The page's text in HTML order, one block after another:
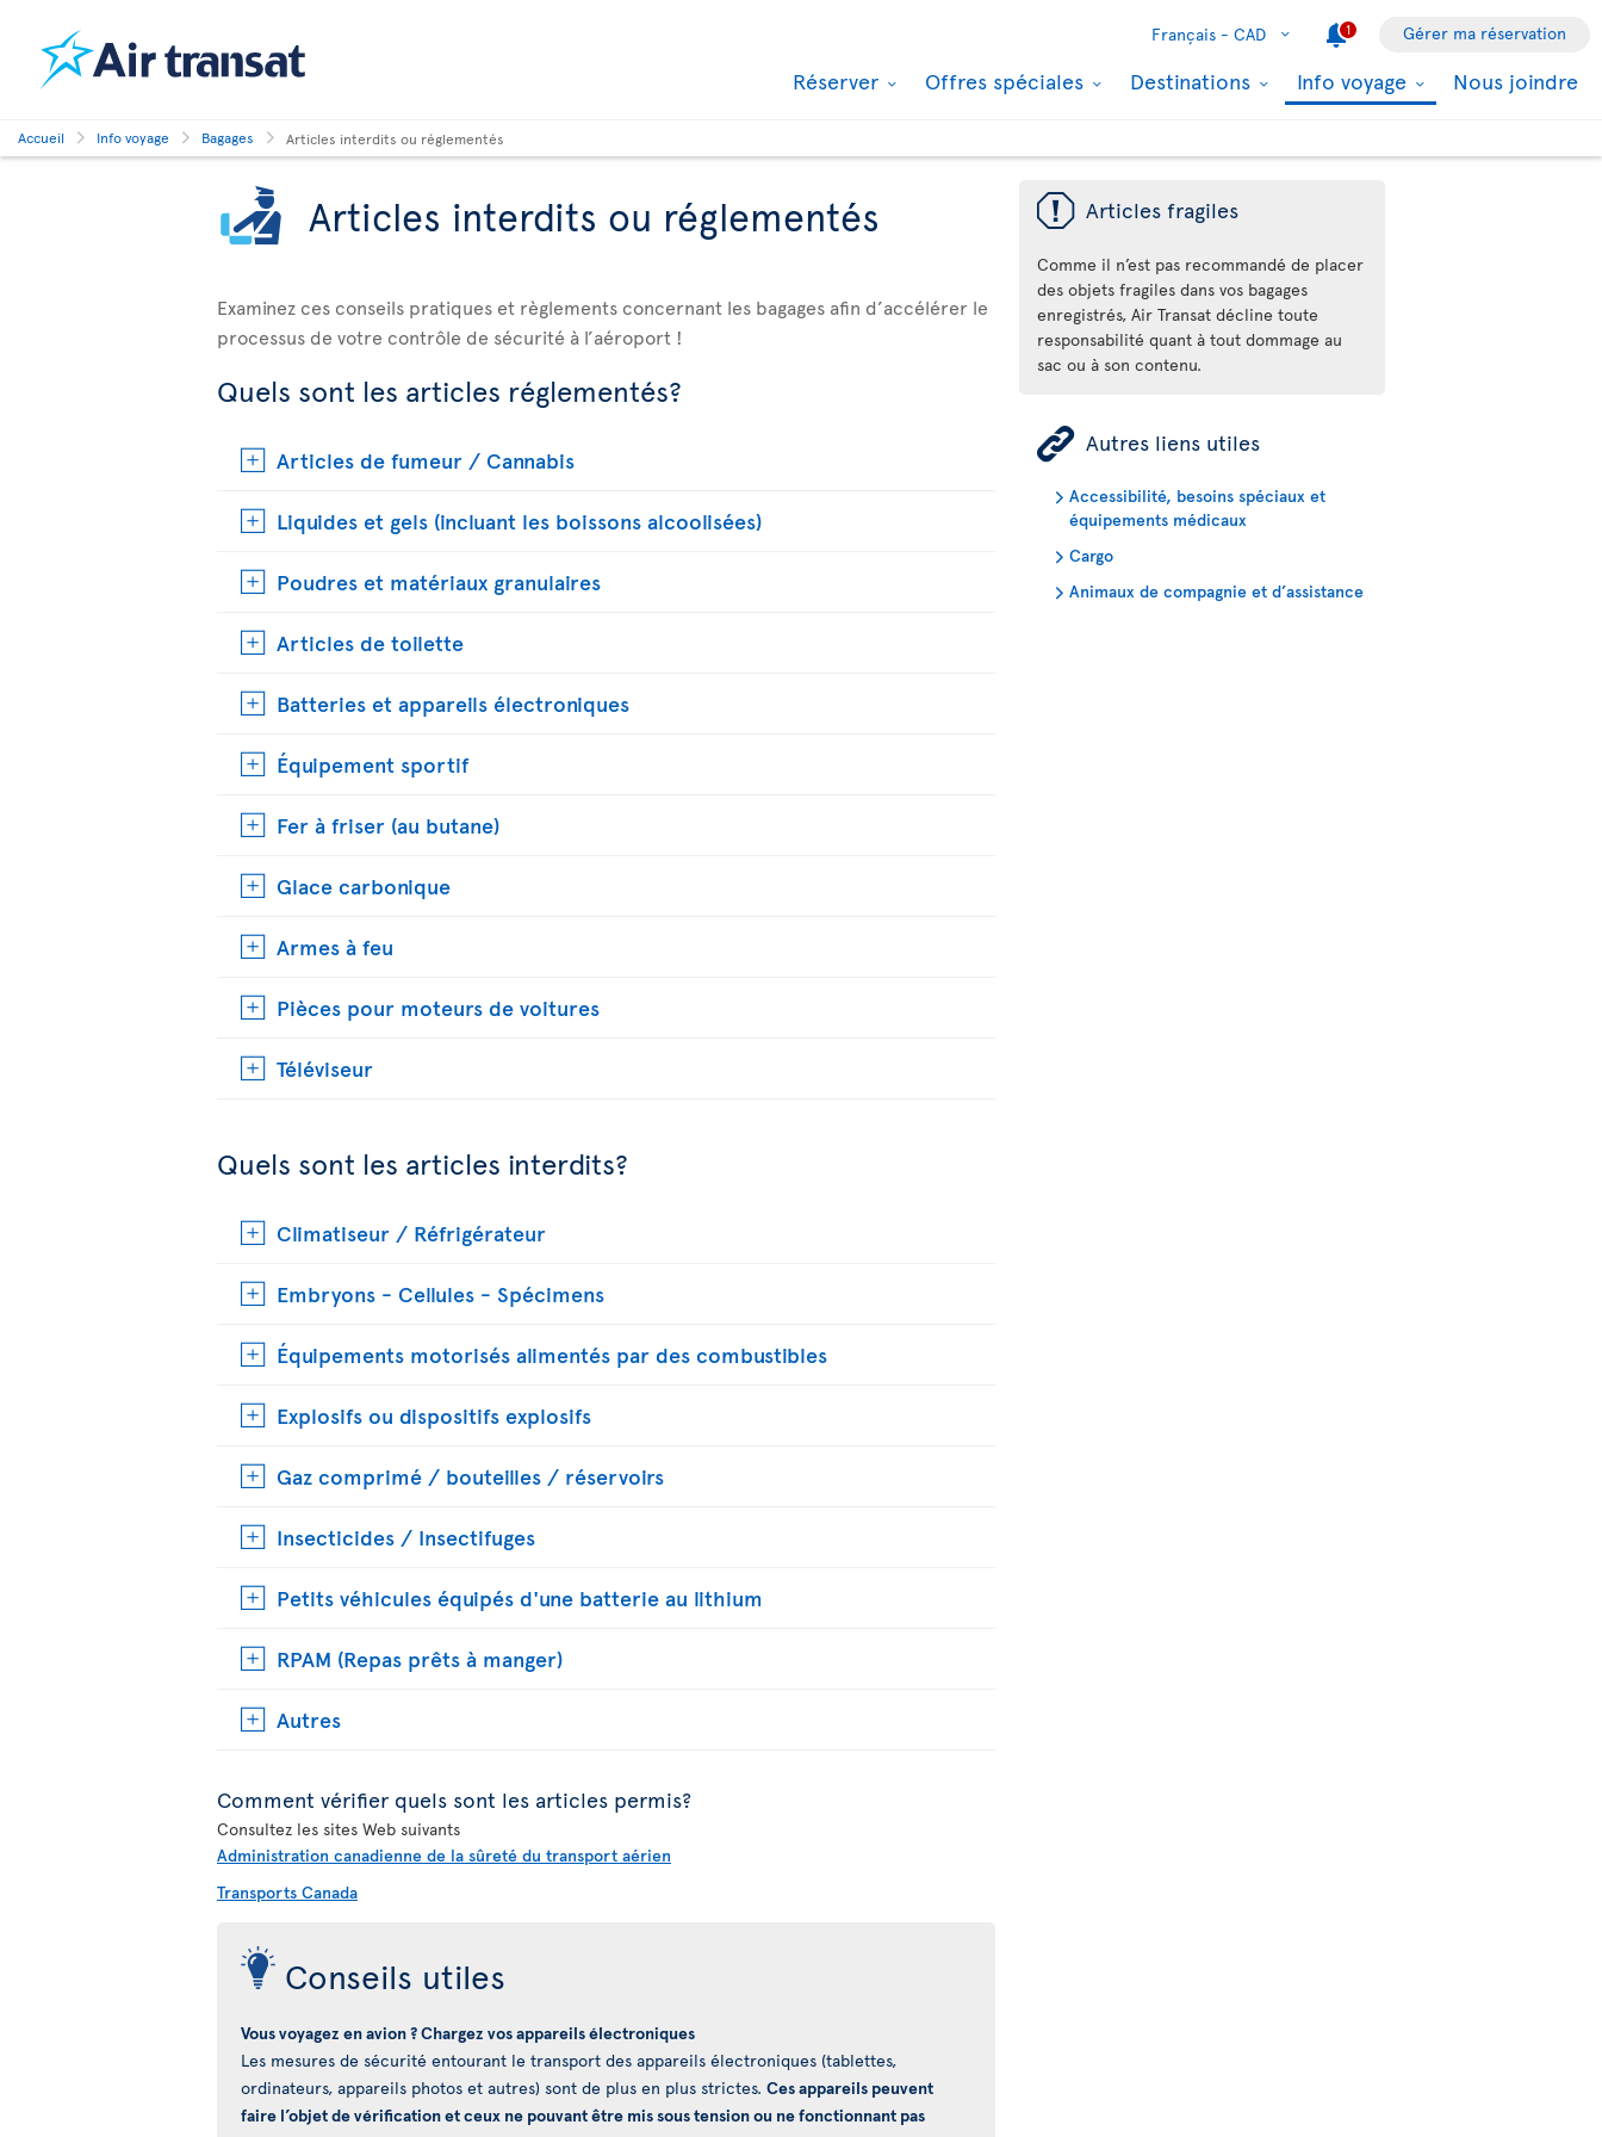
Français - CAD 1 Gérer ma réservation
Réserver Offres spéciales Destinations Info voyage Nous joindre
Accueil Info voyage Bagages Articles interdits ou réglementés
Articles interdits ou réglementés
Examinez ces conseils pratiques et règlements concernant les bagages afin d’accélérer le
processus de votre contrôle de sécurité à l’aéroport !
Quels sont les articles réglementés?
Articles de fumeur / Cannabis
Liquides et gels (incluant les boissons alcoolisées)
Poudres et matériaux granulaires
Articles de toilette
Batteries et appareils électroniques
Équipement sportif
Fer à friser (au butane)
Glace carbonique
Armes à feu
Pièces pour moteurs de voitures
Téléviseur
Quels sont les articles interdits?
Climatiseur / Réfrigérateur
Embryons - Cellules - Spécimens
Équipements motorisés alimentés par des combustibles
Explosifs ou dispositifs explosifs
Gaz comprimé / bouteilles / réservoirs
Insecticides / Insectifuges
Petits véhicules équipés d'une batterie au lithium
RPAM (Repas prêts à manger)
Autres
Comment vérifier quels sont les articles permis?
Consultez les sites Web suivants
Administration canadienne de la sûreté du transport aérien
Transports Canada
Conseils utiles
Vous voyagez en avion ? Chargez vos appareils électroniques
Les mesures de sécurité entourant le transport des appareils électroniques (tablettes,
ordinateurs, appareils photos et autres) sont de plus en plus strictes. Ces appareils peuvent
faire l’objet de vérification et ceux ne pouvant être mis sous tension ou ne fonctionnant pas
ü Articles fragiles
Comme il n’est pas recommandé de placer
des objets fragiles dans vos bagages
enregistrés, Air Transat décline toute
responsabilité quant à tout dommage au
sac ou à son contenu.
ÿ Autres liens utiles
Accessibilité, besoins spéciaux et
équipements médicaux
Cargo
Animaux de compagnie et d’assistance